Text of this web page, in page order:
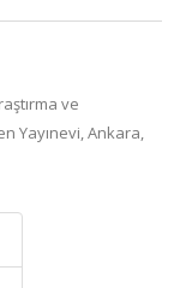
ve
Yayınevi, Ankara,